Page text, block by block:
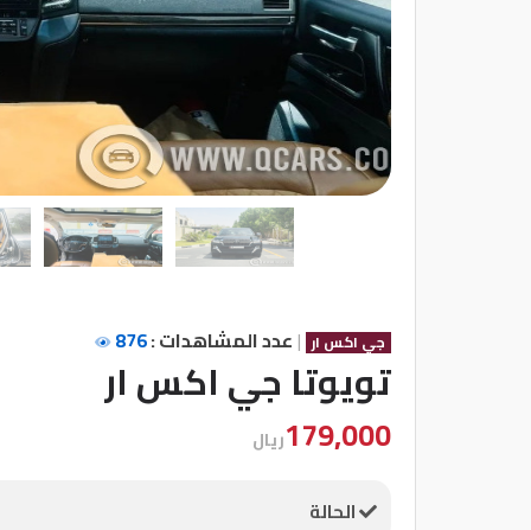
جي اكس ار | عدد المشاهدات :876
تويوتا جي اكس ار
179,000ريال
الحالة